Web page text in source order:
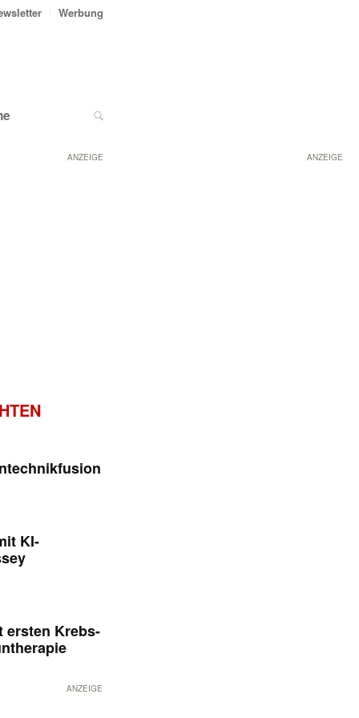
ANZEIGE
Werbung
ANZEIGE
KI-
ersten Krebs-
ANZEIGE